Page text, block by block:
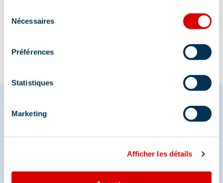
Nécessaires
Préférences
Statistiques
Marketing
Afficher les détails
En we zijn ook te vinden op de sociale media